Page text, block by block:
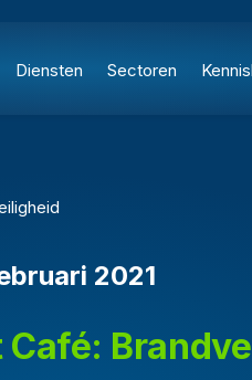
Diensten Sectoren
2021
Café: